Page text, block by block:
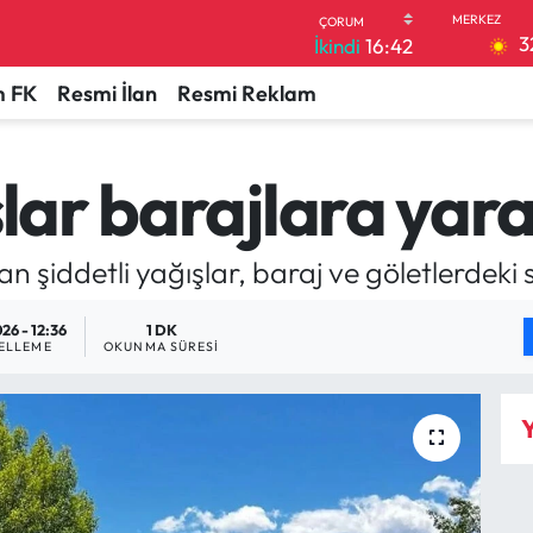
İkindi 16:42
FK Resmi İlan Resmi Reklam
barajlara
şiddetli yağışlar, baraj ve göletlerdeki
- 12:36 1 DK
OKUNMA SÜRESI